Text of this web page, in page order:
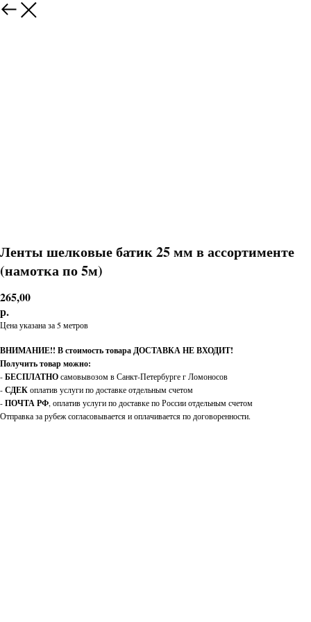
Ленты шелковые батик 25 мм в ассортименте
(намотка по 5м)
265,00
р.
Цена указана за 5 метров
ВНИМАНИЕ!! В стоимость товараДОСТАВКА НЕ ВХОДИТ!
Получить товар можно:
-БЕСПЛАТНОсамовывозом в Санкт-Петербурге г Ломоносов
-СДЕКоплатив услуги по доставке отдельным счетом
-ПОЧТА РФ, оплатив услуги по доставке по России отдельным счетом
Отправка за рубеж согласовывается и оплачивается по договоренности.